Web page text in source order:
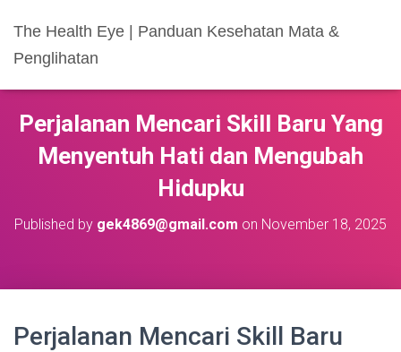
The Health Eye | Panduan Kesehatan Mata &
Penglihatan
Perjalanan Mencari Skill Baru Yang
Menyentuh Hati dan Mengubah
Hidupku
Published by gek4869@gmail.com on November 18, 2025
Perjalanan Mencari Skill Baru